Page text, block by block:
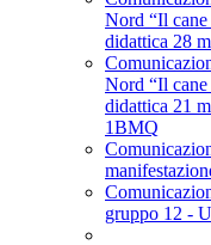
Nord “Il cane
didattica 28
Nord “Il cane
didattica 21
1BMQ
gruppo 12 -